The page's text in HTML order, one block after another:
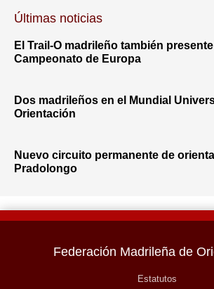
Últimas noticias
El Trail-O madrileño también presente
Campeonato de Europa
Dos madrileños en el Mundial
Orientación
Nuevo circuito permanente de
Pradolongo
Federación Madrileña de
Estatutos